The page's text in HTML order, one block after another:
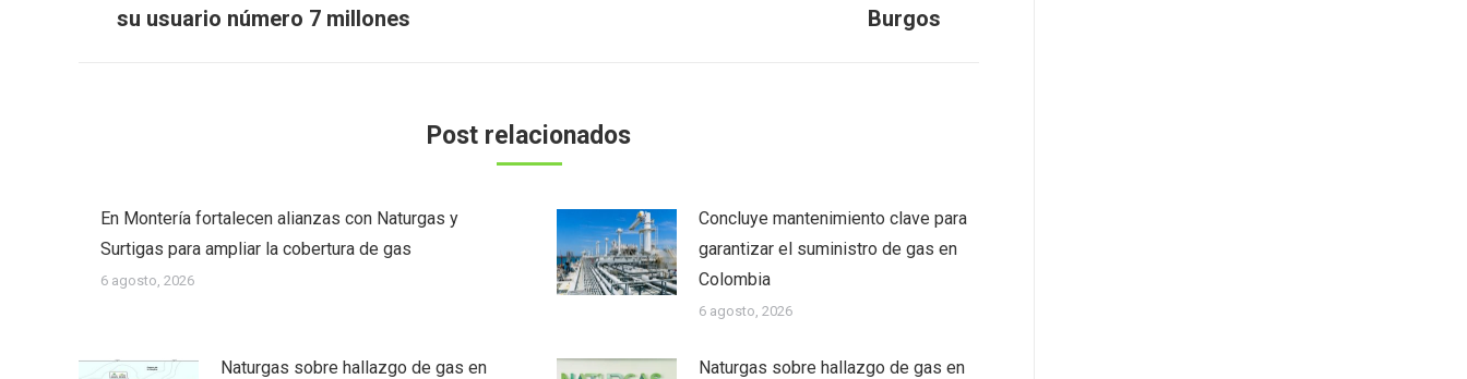
anterior:
su usuario número 7 millones
Burgos
Post relacionados
En Montería fortalecen alianzas con Naturgas y
Surtigas para ampliar la cobertura de gas
6 agosto, 2026
Concluye mantenimiento clave para
garantizar el suministro de gas en
Colombia
6 agosto, 2026
Naturgas sobre hallazgo de gas en
Naturgas sobre hallazgo de gas en